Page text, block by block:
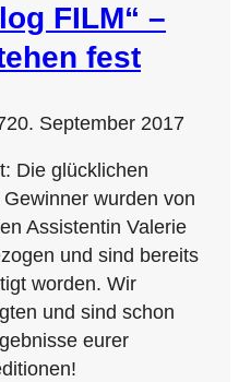
FILM“ –
fest
20. September 2017
Die glücklichen
wurden von
Assistentin Valerie
und sind bereits
worden. Wir
und sind schon
eurer